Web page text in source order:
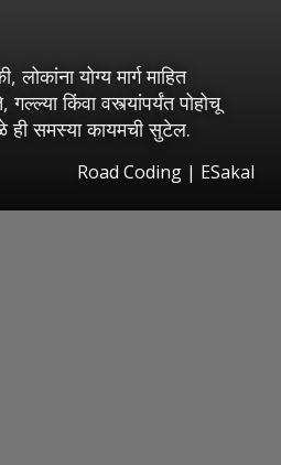
योग्य मार्ग माहित
किंवा वस्त्यांपर्यंत पोहोचू
ही समस्या कायमची सुटेल.
Road Coding | ESakal